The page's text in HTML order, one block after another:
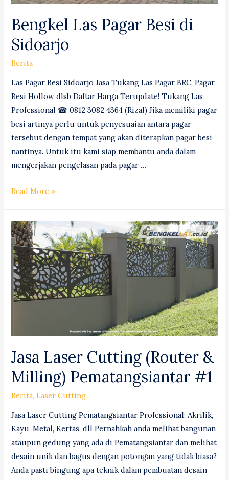
Bengkel Las Pagar Besi di
Sidoarjo
Berita
Las Pagar Besi Sidoarjo Jasa Tukang Las Pagar BRC, Pagar
Besi Hollow dlsb Daftar Harga Terupdate! Tukang Las
Professional ☎ 0812 3082 4364 (Rizal) Jika memiliki pagar
besi artinya perlu untuk penyesuaian antara pagar
tersebut dengan tempat yang akan diterapkan pagar besi
nantinya. Untuk itu kami siap membantu anda dalam
mengerjakan pengelasan pada pagar …
Bengkel
Besi
di
Sidoarjo
Read More »
Jasa Laser Cutting (Router &
Milling) Pematangsiantar #1
Berita,Laser Cutting
Jasa Laser Cutting Pematangsiantar Professional: Akrilik,
Kayu, Metal, Kertas, dll Pernahkah anda melihat bangunan
ataupun gedung yang ada di Pematangsiantar dan melihat
desain unik dan bagus dengan potongan yang tidak biasa?
Anda pasti bingung apa teknik dalam pembuatan desain